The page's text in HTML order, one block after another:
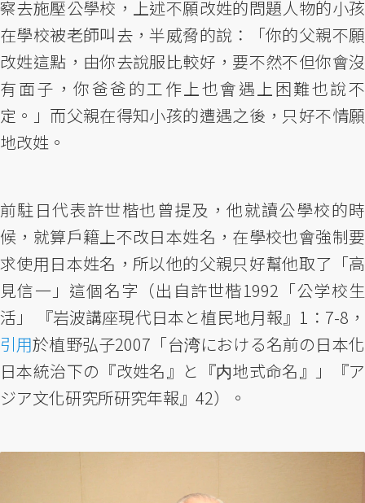
察去施壓公學校，上述不願改姓的問題人物的小孩
在學校被老師叫去，半威脅的說：「你的父親不願
改姓這點，由你去說服比較好，要不然不但你會沒
有面子，你爸爸的工作上也會遇上困難也說不
定。」而父親在得知小孩的遭遇之後，只好不情願
地改姓。
前駐日代表許世楷也曾提及，他就讀公學校的時
候，就算戶籍上不改日本姓名，在學校也會強制要
求使用日本姓名，所以他的父親只好幫他取了「高
見信一」這個名字（出自許世楷1992「公学校生
活」 『岩波講座現代日本と植民地月報』1：7-8，
引用於植野弘子2007「台湾における名前の日本化――
日本統治下の『改姓名』と『内地式命名』」『ア
ジア文化研究所研究年報』42）。